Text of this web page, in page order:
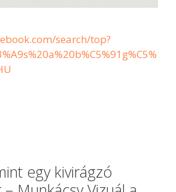
search/top?
egy kivirágzó